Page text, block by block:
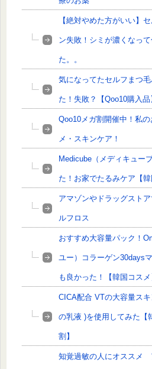
【絶対やめた方がいい】
ン失敗！シミが濃くなっ
た。。
気になってたセルフまつ
た！失敗？【Qoo10購入品
Qoo10メガ割開催中！私
メ・スキンケア！
Medicube（メディキュー
た！お家でたるみケア【
アマゾンやドラッグスト
ルフロス
おすすめ大容量パック！
ユー）コラーゲン30days
も良かった！【韓国コスメ
CICA配合 VTの大容量ス
の乳液 )を使用してみた【
割】
知覚過敏の人にオススメ